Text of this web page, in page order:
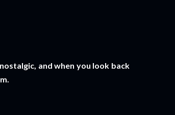
and when you look back